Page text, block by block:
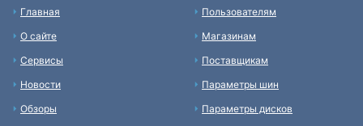
Главная
О сайте
Сервисы
Новости
Обзоры
Пользователям
Магазинам
Поставщикам
Параметры шин
Параметры дисков